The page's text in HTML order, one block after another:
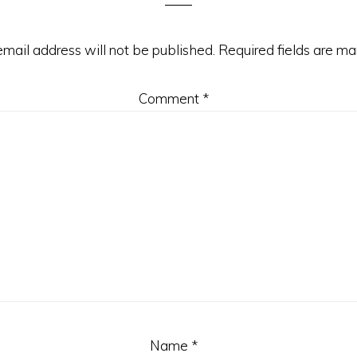
address will not be published. Required fields are
Comment *
Name *